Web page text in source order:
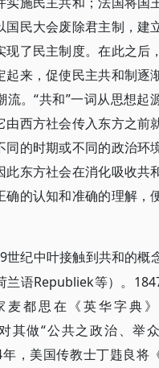
国民大会废除君主制，建
现了民主制度。在此之后
起来，促使民主共和制逐
流。“共和”一词从思想起
由西方社会传入东方之前
同的时期或不同的政治环
此东方社会在消化吸收共
确的认知和准确的理解，
世纪中叶接触到共和的概
兰语Republiek等）。
麦都思在《英华字典
其做“公共之政治、举
，美国传教士丁韪良将